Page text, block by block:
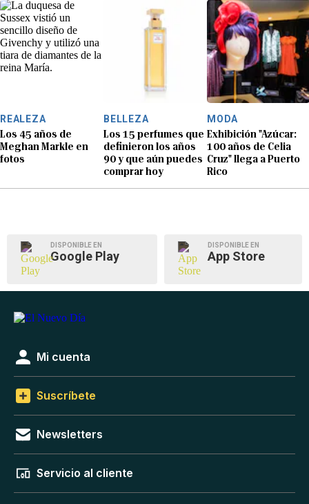
REALEZA
Los 45 años de
Meghan Markle en
fotos
BELLEZA
Los 15 perfumes que
definieron los años
90 y que aún puedes
comprar hoy
MODA
Exhibición "Azúcar:
100 años de Celia
Cruz" llega a Puerto
Rico
DISPONIBLE EN
Google Play
DISPONIBLE EN
App Store
Mi cuenta
Suscríbete
Newsletters
Servicio al cliente